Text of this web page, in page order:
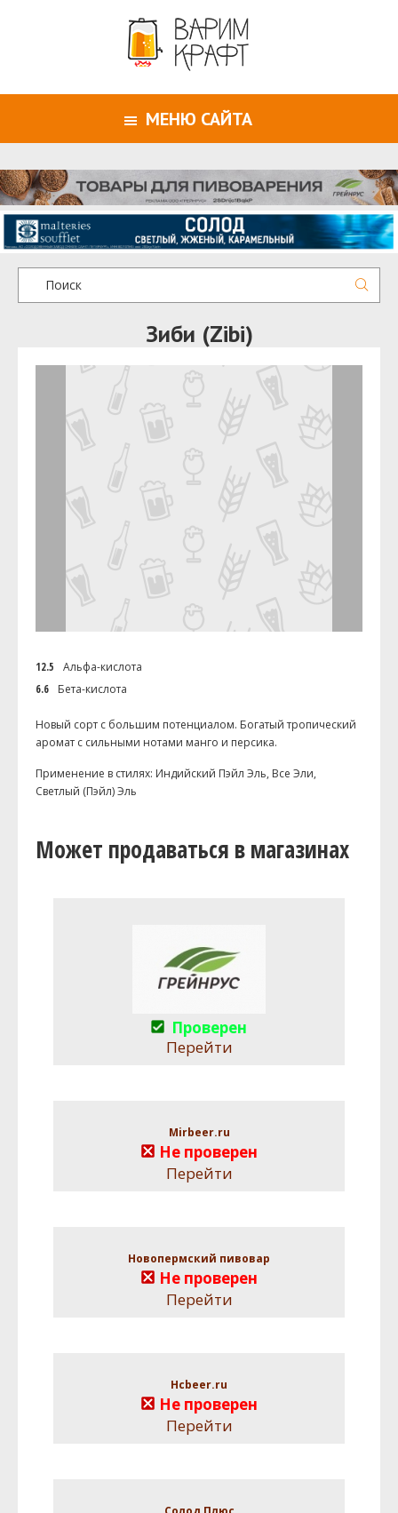
МЕНЮ САЙТА
Зиби (Zibi)
12.5
Альфа-кислота
6.6
Бета-кислота
Новый сорт с большим потенциалом. Богатый тропический
аромат с сильными нотами манго и персика.
Применение в стилях: Индийский Пэйл Эль, Все Эли,
Светлый (Пэйл) Эль
Может продаваться в магазинах
Проверен
Перейти
Mirbeer.ru
Не проверен
Перейти
Новопермский пивовар
Не проверен
Перейти
Hcbeer.ru
Не проверен
Перейти